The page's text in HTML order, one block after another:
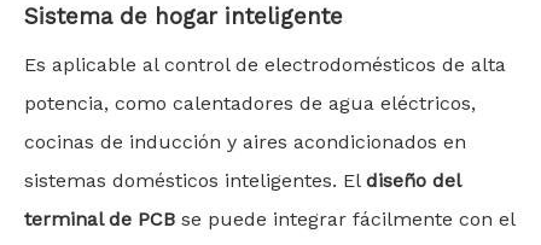
Sistema de hogar inteligente
Es aplicable al control de electrodomésticos de alta
potencia, como calentadores de agua eléctricos,
cocinas de inducción y aires acondicionados en
sistemas domésticos inteligentes. El diseño del
terminal de PCB se puede integrar fácilmente con el